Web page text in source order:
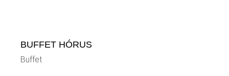
BUFFET HÓRUS
Buffet